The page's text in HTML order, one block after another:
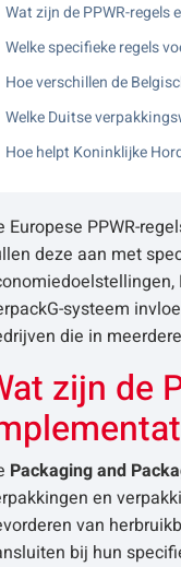
Wat zijn de PPWR-
Welke specifieke regels
Hoe verschillen de
Welke Duitse
Hoe helpt Koninklijke
Europese PPWR-
deze aan met
systeem
die in
zijn de
Packaging and
en
van
bij hun